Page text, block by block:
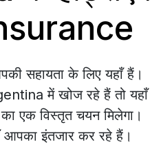
सहायता के लिए यहाँ हैं।
में खोज रहे हैं तो यहाँ
एक विस्तृत चयन मिलेगा।
इंतजार कर रहे हैं।